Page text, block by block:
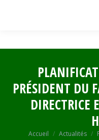
PRÉSIDENT DU
DIRECTRICE
Vous êtes ici :
Accueil Actualités